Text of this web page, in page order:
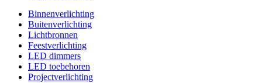
Binnenverlichting
Buitenverlichting
Lichtbronnen
Feestverlichting
LED dimmers
LED toebehoren
Projectverlichting